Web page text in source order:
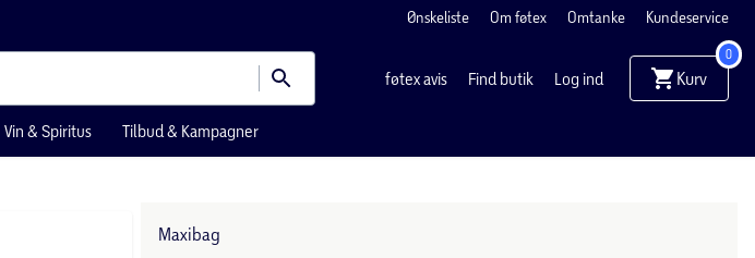
Ønskeliste Om føtex Omtanke Kundeservice
føtex avis Find butik Log ind Kurv
0
Vin & Spiritus Tilbud & Kampagner
Maxibag